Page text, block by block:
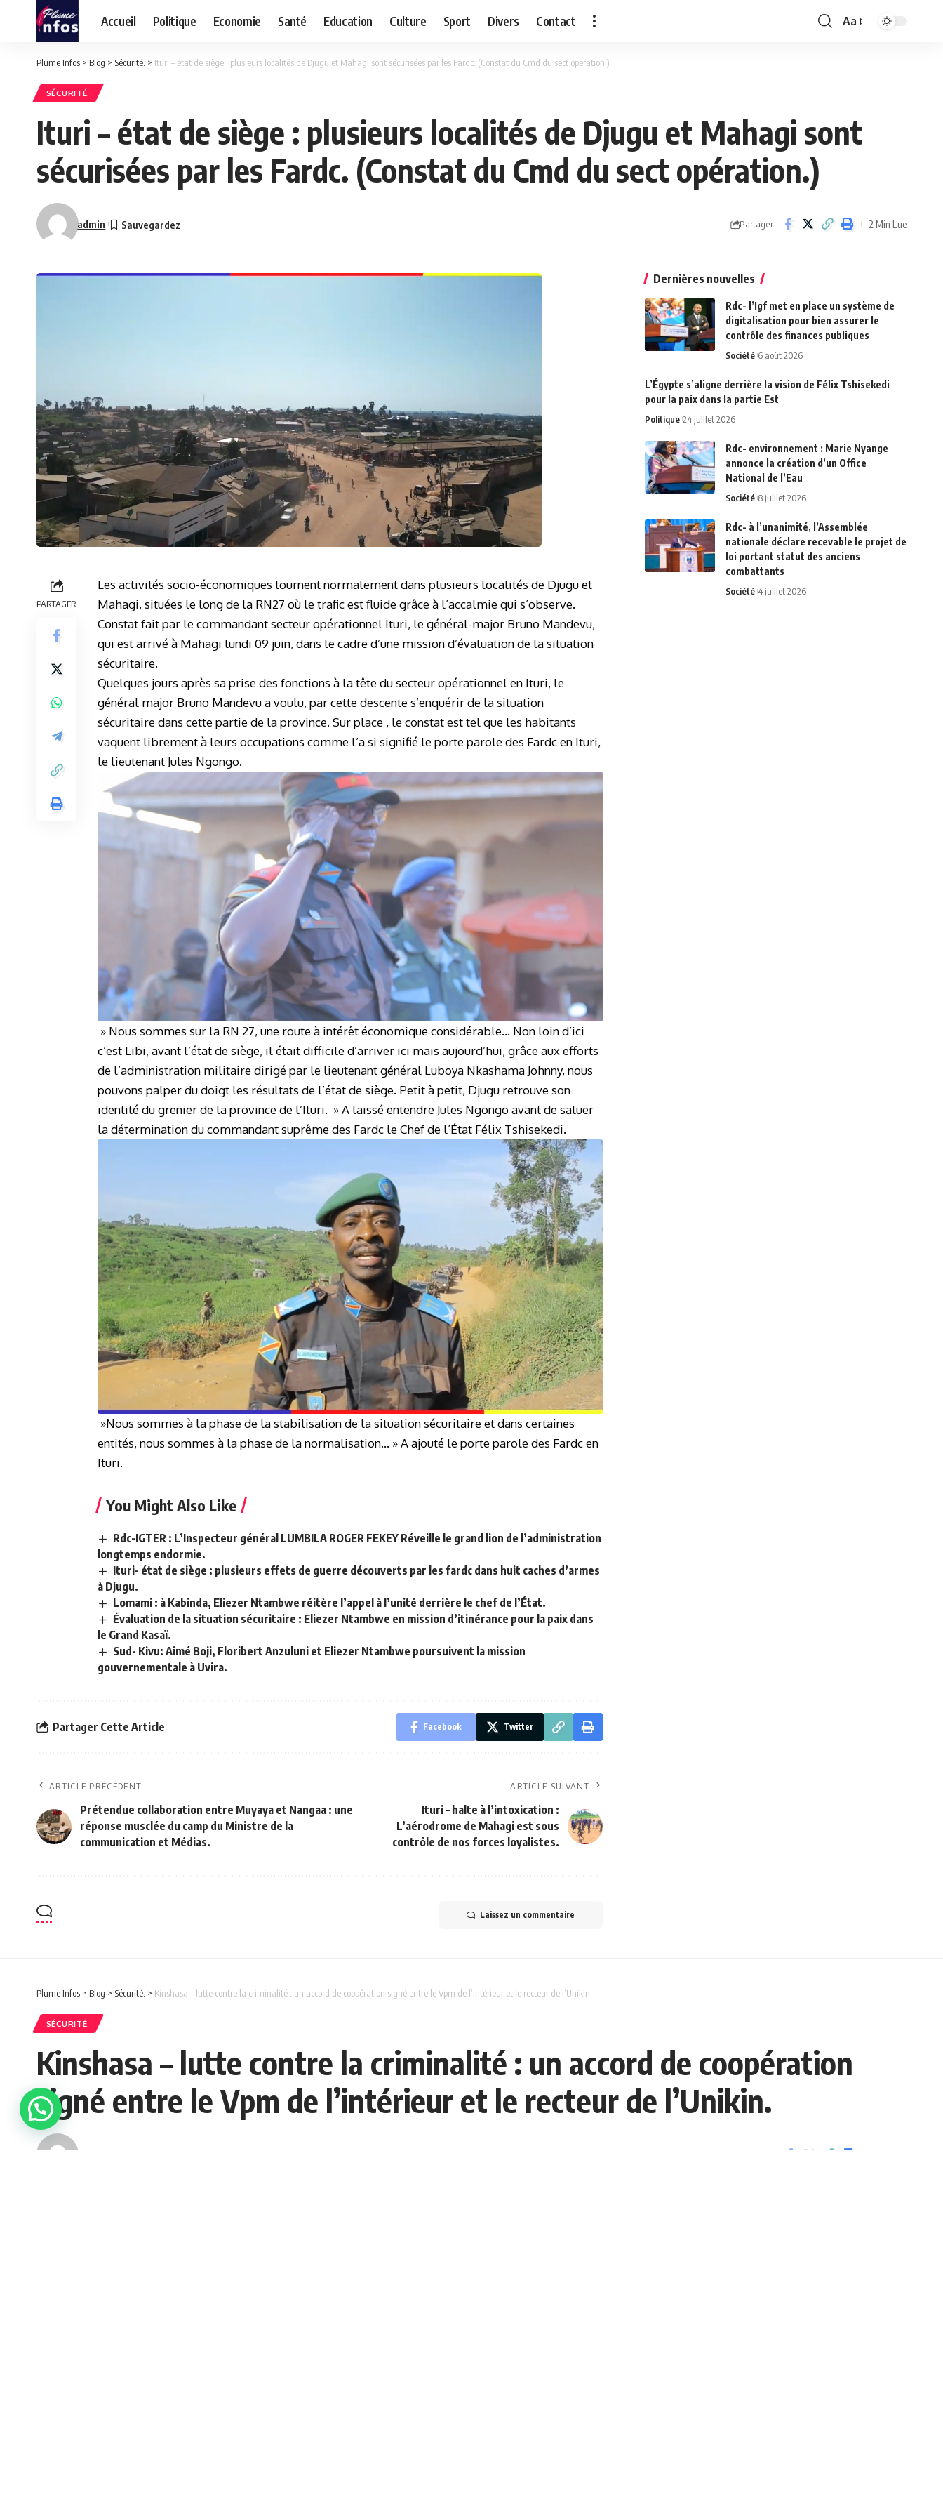
Accueil Politique Economie Santé Education Culture Sport Divers Contact
Font
Aa
Plume Infos > Blog > Sécurité. > Ituri – état de siège : plusieurs localités de Djugu et Mahagi sont sécurisées par les Fardc. (Constat du Cmd du sect opération.)
SÉCURITÉ.
Ituri – état de siège : plusieurs localités de Djugu et Mahagi sont
sécurisées par les Fardc. (Constat du Cmd du sect opération.)
admin Partager 2 Min Lue
PARTAGER
Les activités socio-économiques tournent normalement dans plusieurs localités de Djugu et
Mahagi, situées le long de la RN27 où le trafic est fluide grâce à l’accalmie qui s’observe.
Constat fait par le commandant secteur opérationnel Ituri, le général-major Bruno Mandevu,
qui est arrivé à Mahagi lundi 09 juin, dans le cadre d’une mission d’évaluation de la situation
sécuritaire.
Quelques jours après sa prise des fonctions à la tête du secteur opérationnel en Ituri, le
général major Bruno Mandevu a voulu, par cette descente s’enquérir de la situation
sécuritaire dans cette partie de la province. Sur place , le constat est tel que les habitants
vaquent librement à leurs occupations comme l’a si signifié le porte parole des Fardc en Ituri,
le lieutenant Jules Ngongo.
» Nous sommes sur la RN 27, une route à intérêt économique considérable… Non loin d’ici
c’est Libi, avant l’état de siège, il était difficile d’arriver ici mais aujourd’hui, grâce aux efforts
de l’administration militaire dirigé par le lieutenant général Luboya Nkashama Johnny, nous
pouvons palper du doigt les résultats de l’état de siège. Petit à petit, Djugu retrouve son
identité du grenier de la province de l’Ituri. » A laissé entendre Jules Ngongo avant de saluer
la détermination du commandant suprême des Fardc le Chef de l’État Félix Tshisekedi.
»Nous sommes à la phase de la stabilisation de la situation sécuritaire et dans certaines
entités, nous sommes à la phase de la normalisation… » A ajouté le porte parole des Fardc en
Ituri.
You Might Also Like
Rdc-IGTER : L’Inspecteur général LUMBILA ROGER FEKEY Réveille le grand lion de l’administration
longtemps endormie.
Ituri- état de siège : plusieurs effets de guerre découverts par les fardc dans huit caches d’armes
à Djugu.
Lomami : à Kabinda, Eliezer Ntambwe réitère l’appel à l’unité derrière le chef de l’État.
Évaluation de la situation sécuritaire : Eliezer Ntambwe en mission d’itinérance pour la paix dans
le Grand Kasaï.
Sud- Kivu: Aimé Boji, Floribert Anzuluni et Eliezer Ntambwe poursuivent la mission
gouvernementale à Uvira.
Partager Cette Article Facebook Twitter
ARTICLE PRÉCÉDENT
Prétendue collaboration entre Muyaya et Nangaa : une
réponse musclée du camp du Ministre de la
communication et Médias.
ARTICLE SUIVANT
Ituri – halte à l’intoxication :
L’aérodrome de Mahagi est sous
contrôle de nos forces loyalistes.
Laissez un commentaire
Dernières nouvelles
Rdc- l’Igf met en place un système de
digitalisation pour bien assurer le
contrôle des finances publiques
Société 6 août 2026
L’Égypte s’aligne derrière la vision de Félix Tshisekedi
pour la paix dans la partie Est
Politique 24 juillet 2026
Rdc- environnement : Marie Nyange
annonce la création d’un Office
National de l’Eau
Société 8 juillet 2026
Rdc- à l’unanimité, l’Assemblée
nationale déclare recevable le projet de
loi portant statut des anciens
combattants
Société 4 juillet 2026
Plume Infos > Blog > Sécurité. > Kinshasa – lutte contre la criminalité : un accord de coopération signé entre le Vpm de l’intérieur et le recteur de l’Unikin.
SÉCURITÉ.
Kinshasa – lutte contre la criminalité : un accord de coopération
signé entre le Vpm de l’intérieur et le recteur de l’Unikin.